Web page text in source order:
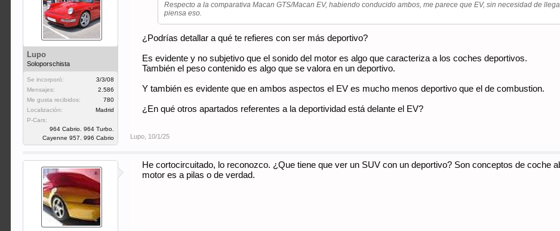
Lupo
Soloporschista
Se incorporó:
3/3/08
Mensajes:
2.586
Me gusta recibidos:
780
Localización:
Madrid
P-Cars:
964 Cabrio. 964 Turbo.
Cayenne 957. 996 Cabrio
Respecto a la comparativa Macan GTS/Macan EV, habiendo conducido ambos, me parece que EV, sin necesidad de
piensa eso.
¿Podrías detallar a qué te refieres con ser más deportivo?
Es evidente y no subjetivo que el sonido del motor es algo que caracteriza a los coches deportivos.
También el peso contenido es algo que se valora en un deportivo.
Y también es evidente que en ambos aspectos el EV es mucho menos deportivo que el de combustion.
¿En qué otros apartados referentes a la deportividad está delante el EV?
Lupo 10/1/25
He cortocircuitado, lo reconozco. ¿Que tiene que ver un SUV con un deportivo? Son conceptos de coche
motor es a pilas o de verdad.